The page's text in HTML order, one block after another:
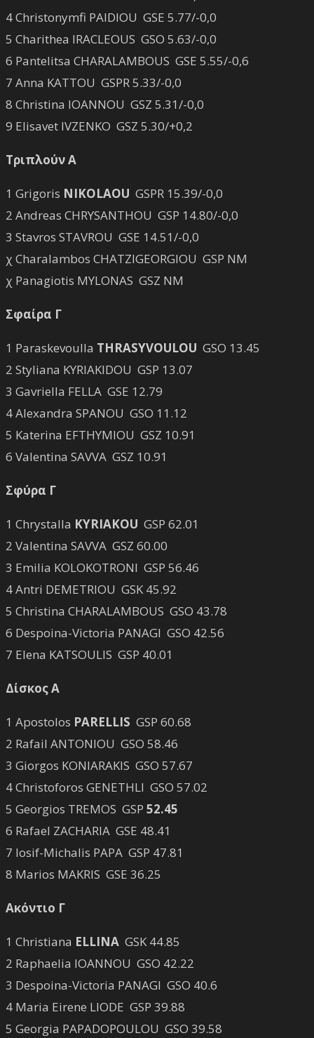
4 Christonymfi PAIDIOU GSE 5.77/-0,0
5 Charithea IRACLEOUS GSO 5.63/-0,0
6 Pantelitsa CHARALAMBOUS GSE 5.55/-0,6
7 Anna KATTOU GSPR 5.33/-0,0
8 Christina IOANNOU GSZ 5.31/-0,0
9 Elisavet IVZENKO GSZ 5.30/+0,2
Τριπλούν Α
1 Grigoris NIKOLAOU GSPR 15.39/-0,0
2 Andreas CHRYSANTHOU GSP 14.80/-0,0
3 Stavros STAVROU GSE 14.51/-0,0
χ Charalambos CHATZIGEORGIOU GSP NM
χ Panagiotis MYLONAS GSZ NM
Σφαίρα Γ
1 Paraskevoulla THRASYVOULOU GSO 13.45
2 Styliana KYRIAKIDOU GSP 13.07
3 Gavriella FELLA GSE 12.79
4 Alexandra SPANOU GSO 11.12
5 Katerina EFTHYMIOU GSZ 10.91
6 Valentina SAVVA GSZ 10.91
Σφύρα Γ
1 Chrystalla KYRIAKOU GSP 62.01
2 Valentina SAVVA GSZ 60.00
3 Emilia KOLOKOTRONI GSP 56.46
4 Antri DEMETRIOU GSK 45.92
5 Christina CHARALAMBOUS GSO 43.78
6 Despoina-Victoria PANAGI GSO 42.56
7 Elena KATSOULIS GSP 40.01
Δίσκος Α
1 Apostolos PARELLIS GSP 60.68
2 Rafail ANTONIOU GSO 58.46
3 Giorgos KONIARAKIS GSO 57.67
4 Christoforos GENETHLI GSO 57.02
5 Georgios TREMOS GSP 52.45
6 Rafael ZACHARIA GSE 48.41
7 Iosif-Michalis PAPA GSP 47.81
8 Marios MAKRIS GSE 36.25
Ακόντιο Γ
1 Christiana ELLINA GSK 44.85
2 Raphaelia IOANNOU GSO 42.22
3 Despoina-Victoria PANAGI GSO 40.6
4 Maria Eirene LIODE GSP 39.88
5 Georgia PAPADOPOULOU GSO 39.58